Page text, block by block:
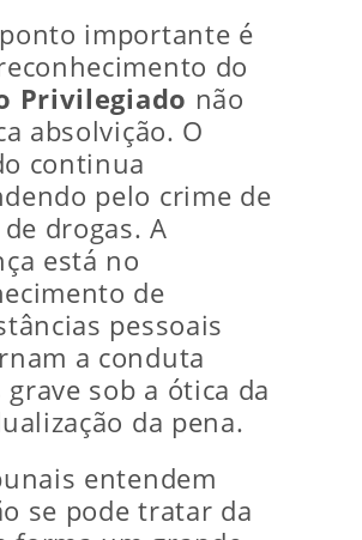
importante é
do
Privilegiado não
absolvição. O
continua
pelo crime de
drogas. A
está no
de
pessoais
a conduta
grave sob a ótica da
da pena.
entendem
se pode tratar da